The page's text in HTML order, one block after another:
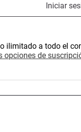
Iniciar
ilimitado a todo el
opciones de